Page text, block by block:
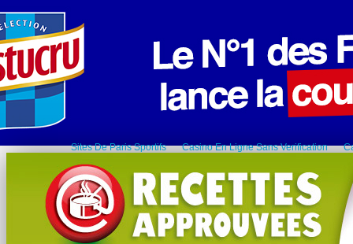
Sites De Paris Sportifs Casino En Ligne Sans Verification